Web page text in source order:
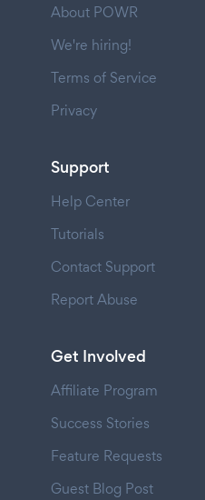
About POWR
We're hiring!
Terms of Service
Privacy
Support
Help Center
Tutorials
Contact Support
Report Abuse
Get Involved
Affiliate Program
Success Stories
Feature Requests
Guest Blog Post